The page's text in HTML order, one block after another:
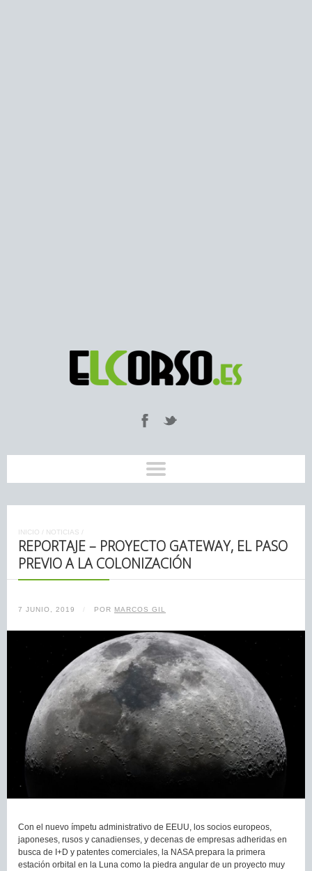
INICIO / NOTICIAS /
REPORTAJE – PROYECTO GATEWAY, EL PASO
PREVIO A LA COLONIZACIÓN
7 JUNIO, 2019 / POR MARCOS GIL
Con el nuevo ímpetu administrativo de EEUU, los socios europeos,
japoneses, rusos y canadienses, y decenas de empresas adheridas en
busca de I+D y patentes comerciales, la NASA prepara la primera
estación orbital en la Luna como la piedra angular de un proyecto muy